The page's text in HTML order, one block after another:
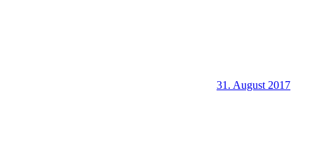
31. August 2017